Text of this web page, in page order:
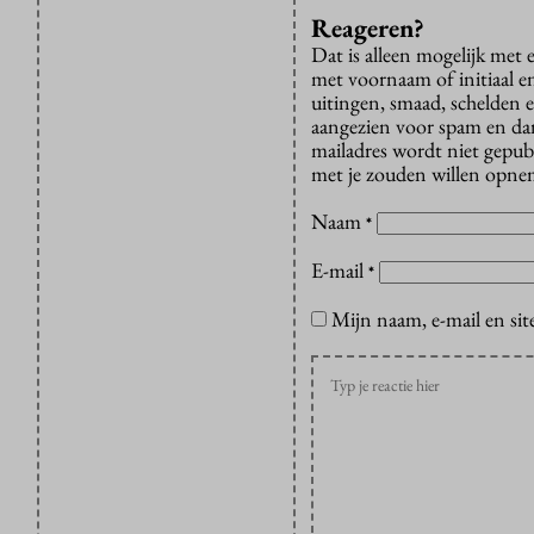
Reageren?
Dat is alleen mogelijk met
met voornaam of initiaal
uitingen, smaad, schelden
aangezien voor spam en
mailadres wordt niet
met je zouden willen
Naam *
E-mail *
Mijn naam, e-mail en